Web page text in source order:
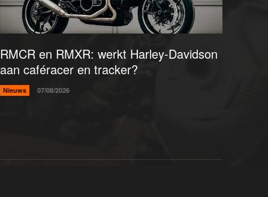
RMCR en RMXR: werkt Harley-Davidson
aan caféracer en tracker?
Nieuws 07/08/2026